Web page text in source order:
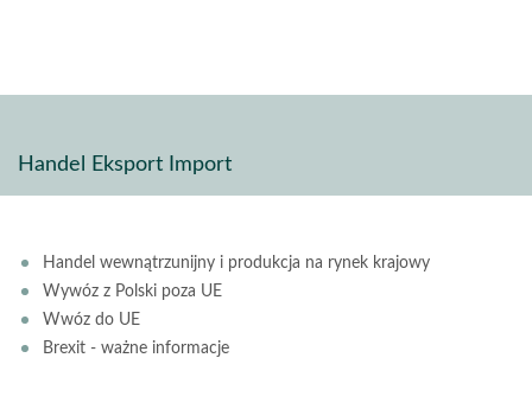
Handel Eksport Import
Handel wewnątrzunijny i produkcja na rynek krajowy
Wywóz z Polski poza UE
Wwóz do UE
Brexit - ważne informacje